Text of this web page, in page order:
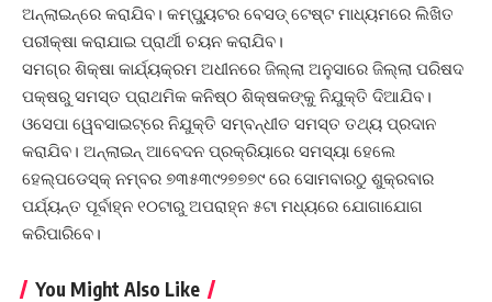
ଅନ୍‌ଲାଇନ୍‌ରେ କରାଯିବ। କମ୍ପ୍ୟୁଟର ବେସଡ୍ ଟେଷ୍ଟ ମାଧ୍ୟମରେ ଲିଖିତ
ପରୀକ୍ଷା କରାଯାଇ ପ୍ରାର୍ଥୀ ଚୟନ କରାଯିବ।
ସମଗ୍ର ଶିକ୍ଷା କାର୍ଯ୍ୟକ୍ରମ ଅଧୀନରେ ଜିଲ୍ଲା ଅନୁସାରେ ଜିଲ୍ଲା ପରିଷଦ
ପକ୍ଷରୁ ସମସ୍ତ ପ୍ରାଥମିକ କନିଷ୍ଠ ଶିକ୍ଷକଙ୍କୁ ନିଯୁକ୍ତି ଦିଆଯିବ।
ଓସେପା ୱେବସାଇଟ୍‌ରେ ନିଯୁକ୍ତି ସମ୍ବନ୍ଧୀତ ସମସ୍ତ ତଥ୍ୟ ପ୍ରଦାନ
କରାଯିବ। ଅନ୍‌ଲାଇନ୍‌ ଆବେଦନ ପ୍ରକ୍ରିୟାରେ ସମସ୍ୟା ହେଲେ
ହେଲ୍ପଡେସ୍କ୍‌ ନମ୍ବର ୭୩୫୩୯୨୭୭୭୯ ରେ ସୋମବାରଠୁ ଶୁକ୍ରବାର
ପର୍ଯ୍ୟନ୍ତ ପୂର୍ବାହ୍ନ ୧୦ଟାରୁ ଅପରାହ୍ନ ୫ଟା ମଧ୍ୟରେ ଯୋଗାଯୋଗ
କରିପାରିବେ।
You Might Also Like